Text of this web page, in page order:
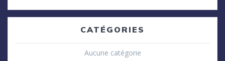
CATÉGORIES
Aucune catégorie